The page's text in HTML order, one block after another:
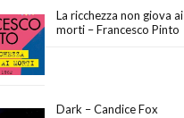
La ricchezza non giova ai
morti – Francesco Pinto
Dark – Candice Fox